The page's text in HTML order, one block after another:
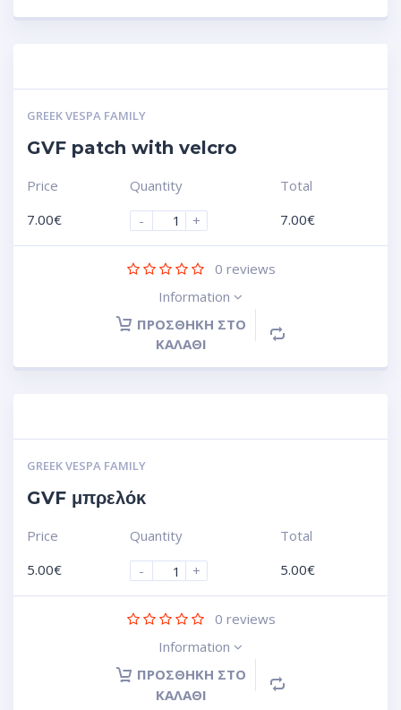
GREEK VESPA FAMILY
GVF patch with velcro
Price
7.00€
Quantity
-
+
Total
7.00€
0 reviews
Information
ΠΡΟΣΘΉΚΗ ΣΤΟ
ΚΑΛΆΘΙ
GREEK VESPA FAMILY
GVF μπρελόκ
Price
5.00€
Quantity
-
+
Total
5.00€
0 reviews
Information
ΠΡΟΣΘΉΚΗ ΣΤΟ
ΚΑΛΆΘΙ